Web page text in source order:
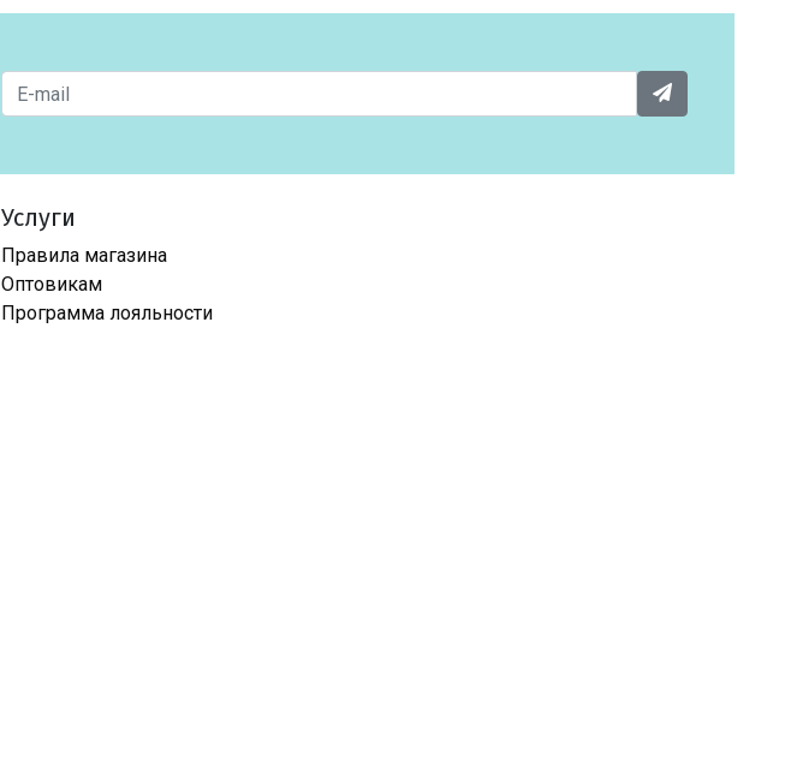
Услуги
Правила магазина
Оптовикам
Программа лояльности